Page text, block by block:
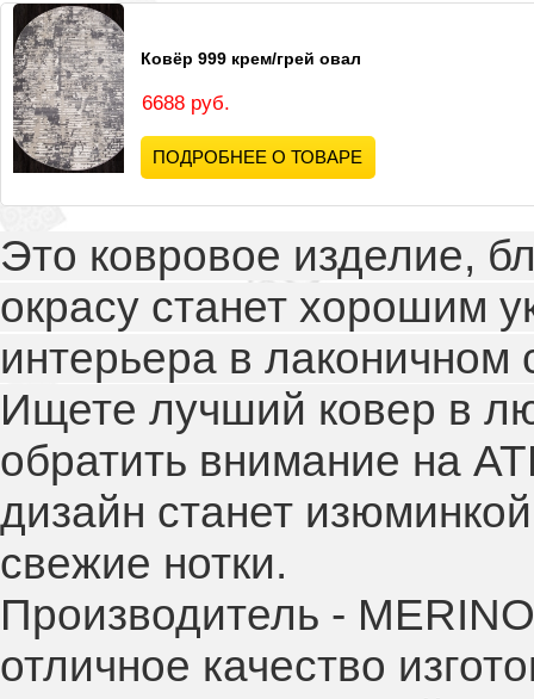
Ковёр 999 крем/грей овал
6688 руб.
ПОДРОБНЕЕ О ТОВАРЕ
Это ковровое изделие,
окрасу станет хорошим
интерьера в лаконичном
Ищете лучший ковер в
обратить внимание на
дизайн станет
свежие нотки.
Производитель -
отличное качество